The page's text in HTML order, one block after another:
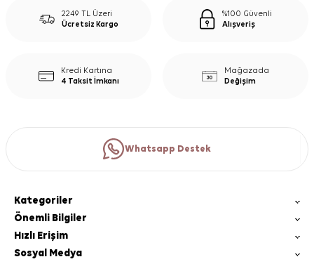
2249 TL Üzeri
Ücretsiz Kargo
%100 Güvenli
Alışveriş
Kredi Kartına
4 Taksit İmkanı
Mağazada
Değişim
Whatsapp Destek
Kategoriler
Önemli Bilgiler
Hızlı Erişim
Sosyal Medya